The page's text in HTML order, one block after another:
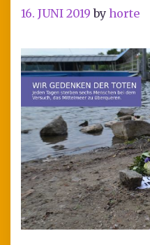
16. JUNI 2019 byhorte